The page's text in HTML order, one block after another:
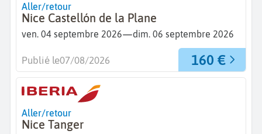
Aller/retour
Nice Castellón de la Plane
ven. 04 septembre 2026—dim. 06 septembre 2026
160 €
Publié le07/08/2026
Aller/retour
Nice Tanger